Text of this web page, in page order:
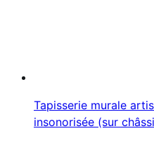
Tapisserie murale
insonorisée (sur